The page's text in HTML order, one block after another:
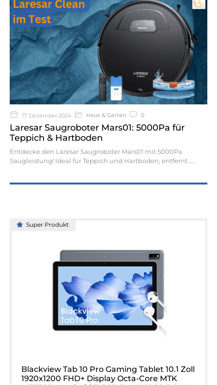
17. Dezember 2024 Haus & Garten 0
Laresar Saugroboter Mars01: 5000Pa für
Teppich & Hartboden
Entdecke den Laresar Saugroboter Mars01 mit 5000Pa
Saugleistung! Ideal für Teppich und Hartboden, entfernt…
Blackview Tab 10 Pro Gaming Tablet 10.1 Zoll
1920x1200 FHD+ Display Octa-Core MTK
Super Produkt